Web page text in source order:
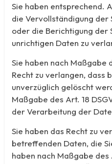
Sie haben entsprechend.
die Vervollständigung
oder die Berichtigung der
unrichtigen Daten zu
Sie haben nach Maßgabe
Recht zu verlangen, dass
unverzüglich gelöscht
Maßgabe des Art. 18
der Verarbeitung der
Sie haben das Recht zu
betreffenden Daten, die
haben nach Maßgabe des